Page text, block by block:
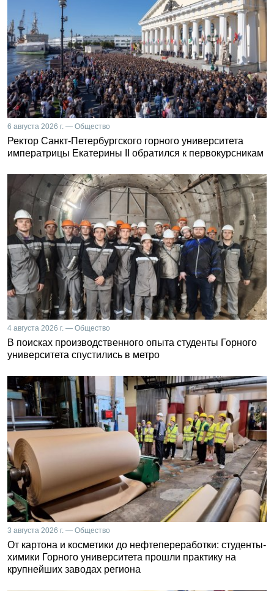
6 августа 2026 г. — Общество
Ректор Санкт-Петербургского горного университета
императрицы Екатерины II обратился к первокурсникам
4 августа 2026 г. — Общество
В поисках производственного опыта студенты Горного
университета спустились в метро
3 августа 2026 г. — Общество
От картона и косметики до нефтепереработки: студенты-
химики Горного университета прошли практику на
крупнейших заводах региона